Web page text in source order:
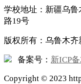
学校地址：新疆乌
路19号
版权所有：乌鲁木
备案号： 新ICP
Copyright © 2023